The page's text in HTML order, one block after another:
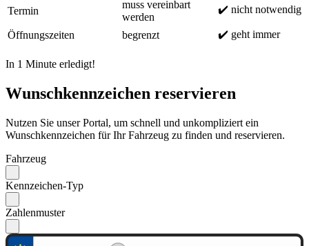
Termin
muss vereinbart
werden
✔️ nicht notwendig
Öffnungszeiten begrenzt ✔️ geht immer
In 1 Minute erledigt!
Wunschkennzeichen reservieren
Nutzen Sie unser Portal, um schnell und unkompliziert ein
Wunschkennzeichen für Ihr Fahrzeug zu finden und reservieren.
Fahrzeug
Kennzeichen-Typ
Zahlenmuster